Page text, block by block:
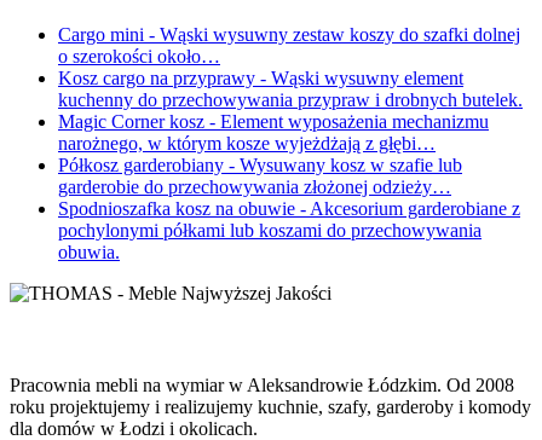
Cargo mini - Wąski wysuwny zestaw koszy do szafki dolnej
o szerokości około…
Kosz cargo na przyprawy - Wąski wysuwny element
kuchenny do przechowywania przypraw i drobnych butelek.
Magic Corner kosz - Element wyposażenia mechanizmu
narożnego, w którym kosze wyjeżdżają z głębi…
Półkosz garderobiany - Wysuwany kosz w szafie lub
garderobie do przechowywania złożonej odzieży…
Spodnioszafka kosz na obuwie - Akcesorium garderobiane z
pochylonymi półkami lub koszami do przechowywania
obuwia.
Pracownia mebli na wymiar w Aleksandrowie Łódzkim. Od 2008
roku projektujemy i realizujemy kuchnie, szafy, garderoby i komody
dla domów w Łodzi i okolicach.